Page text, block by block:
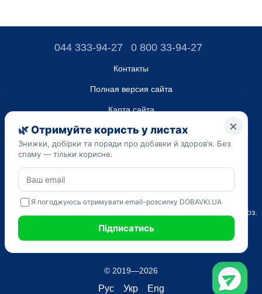
044 333-94-27 0 800 33-94-27
Контакты
Полная версия сайта
Карта сайта
ТОВ “ДО ЮА”,
Код ЄДРПОУ 45223262
Дата регистрации 14.09.2023
Приведенная на сайте dobavki.ua информация носит
исключительно ознакомительный характер. Не используйте
нашу информацию для диагностики и лечения. Только ваш
Лечащий врач может назначать препараты и составлять диагноз.
САМОЛЕЧЕНИЕ МОЖЕТ БЫТЬ ВРЕДНЫМ ДЛЯ ВАШЕГО
© 2019—2026
Рус Укр Eng